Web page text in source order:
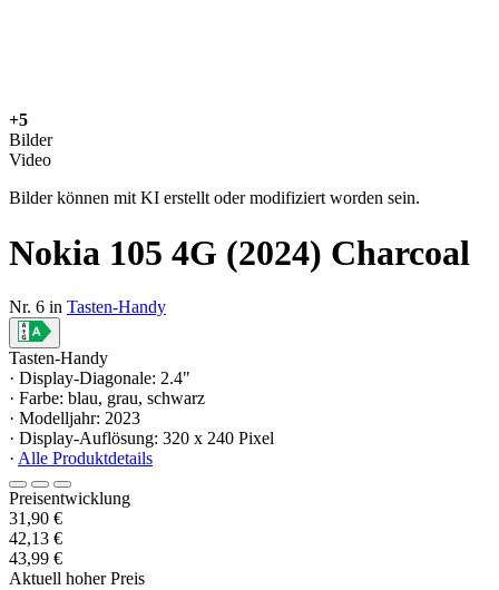
+5
Bilder
Video
Bilder können mit KI erstellt oder modifiziert worden sein.
Nokia 105 4G (2024) Charcoal
Nr. 6 in Tasten-Handy
Tasten-Handy
· Display-Diagonale: 2.4"
· Farbe: blau, grau, schwarz
· Modelljahr: 2023
· Display-Auflösung: 320 x 240 Pixel
· Alle Produktdetails
Preisentwicklung
31,90 €
42,13 €
43,99 €
Aktuell hoher Preis